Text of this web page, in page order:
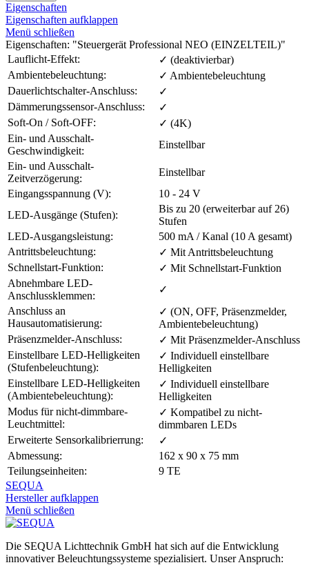
Eigenschaften
Eigenschaften aufklappen
Menü schließen
Eigenschaften: "Steuergerät Professional NEO (EINZELTEIL)"
Lauflicht-Effekt:
✓ (deaktivierbar)
Ambientebeleuchtung:
✓ Ambientebeleuchtung
Dauerlichtschalter-Anschluss:
✓
Dämmerungssensor-Anschluss:
✓
Soft-On / Soft-OFF:
✓ (4K)
Ein- und Ausschalt-
Geschwindigkeit:
Einstellbar
Ein- und Ausschalt-
Zeitverzögerung:
Einstellbar
Eingangsspannung (V):
10 - 24 V
LED-Ausgänge (Stufen):
Bis zu 20 (erweiterbar auf 26)
Stufen
LED-Ausgangsleistung:
500 mA / Kanal (10 A gesamt)
Antrittsbeleuchtung:
✓ Mit Antrittsbeleuchtung
Schnellstart-Funktion:
✓ Mit Schnellstart-Funktion
Abnehmbare LED-
Anschlussklemmen:
✓
Anschluss an
Hausautomatisierung:
✓ (ON, OFF, Präsenzmelder,
Ambientebeleuchtung)
Präsenzmelder-Anschluss:
✓ Mit Präsenzmelder-Anschluss
Einstellbare LED-Helligkeiten
(Stufenbeleuchtung):
✓ Individuell einstellbare
Helligkeiten
Einstellbare LED-Helligkeiten
(Ambientebeleuchtung):
✓ Individuell einstellbare
Helligkeiten
Modus für nicht-dimmbare-
Leuchtmittel:
✓ Kompatibel zu nicht-
dimmbaren LEDs
Erweiterte Sensorkalibrierrung:
✓
Abmessung:
162 x 90 x 75 mm
Teilungseinheiten:
9 TE
SEQUA
Hersteller aufklappen
Menü schließen
Die SEQUA Lichttechnik GmbH hat sich auf die Entwicklung
innovativer Beleuchtungssysteme spezialisiert. Unser Anspruch: